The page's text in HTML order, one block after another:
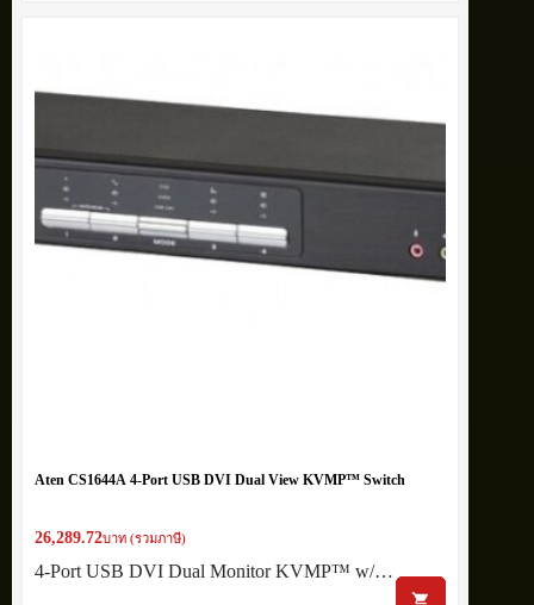
Aten CS1644A 4-Port USB DVI Dual View KVMP™ Switch
26,289.72บาท (รวมภาษี)
4-Port USB DVI Dual Monitor KVMP™ w/…